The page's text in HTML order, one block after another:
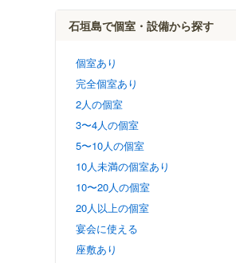
石垣島で個室・設備から探す
個室あり
完全個室あり
2人の個室
3〜4人の個室
5〜10人の個室
10人未満の個室あり
10〜20人の個室
20人以上の個室
宴会に使える
座敷あり